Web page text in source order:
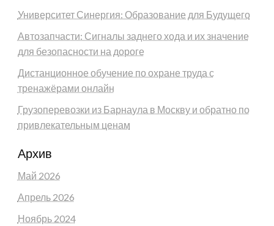
Университет Синергия: Образование для Будущего
Автозапчасти: Сигналы заднего хода и их значение
для безопасности на дороге
Дистанционное обучение по охране труда с
тренажёрами онлайн
Грузоперевозки из Барнаула в Москву и обратно по
привлекательным ценам
Архив
Май 2026
Апрель 2026
Ноябрь 2024